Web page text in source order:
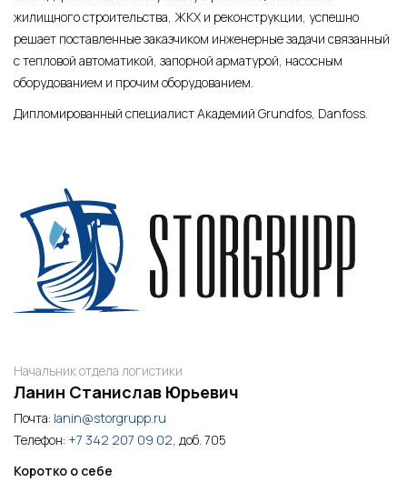
жилищного строительства, ЖКХ и реконструкции, успешно
решает поставленные заказчиком инженерные задачи связанный
с тепловой автоматикой, запорной арматурой, насосным
оборудованием и прочим оборудованием.
Дипломированный специалист Академий Grundfos, Danfoss.
Начальник отдела логистики
Ланин Станислав Юрьевич
Почта: lanin@storgrupp.ru
Телефон: +7 342 207 09 02, доб. 705
Коротко о себе